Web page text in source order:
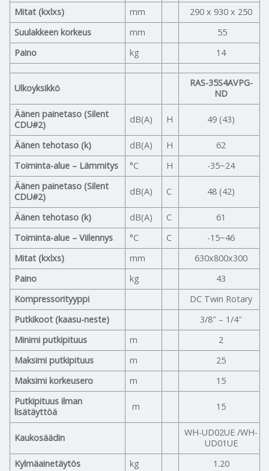
Mitat (kxlxs)
mm
290 x 930 x 250
Suulakkeen korkeus
mm
55
Paino
kg 14
Ulkoyksikkö
RAS-35S4AVPG-
ND
Äänen painetaso (Silent
CDU#2)
dB(A) H 49 (43)
Äänen tehotaso (k) dB(A) H
62
Toiminta-alue – Lämmitys
°C H
-35~24
Äänen painetaso (Silent
CDU#2)
dB(A) C 48 (42)
Äänen tehotaso (k) dB(A) C
61
Toiminta-alue – Viilennys
°C C
-15~46
Mitat (kxlxs)
mm
630x800x300
Paino
kg
43
Kompressorityyppi
DC Twin Rotary
Putkikoot (kaasu-neste)
3/8″ – 1/4″
Minimi putkipituus
m
2
Maksimi putkipituus
m
25
Maksimi korkeusero
m
15
Putkipituus ilman
lisätäyttöä
m 15
Kaukosäädin
WH-UD02UE /WH-
UD01UE
Kylmäainetäytös
kg 1.20